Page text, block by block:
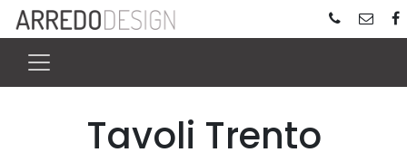
Tavoli Trento